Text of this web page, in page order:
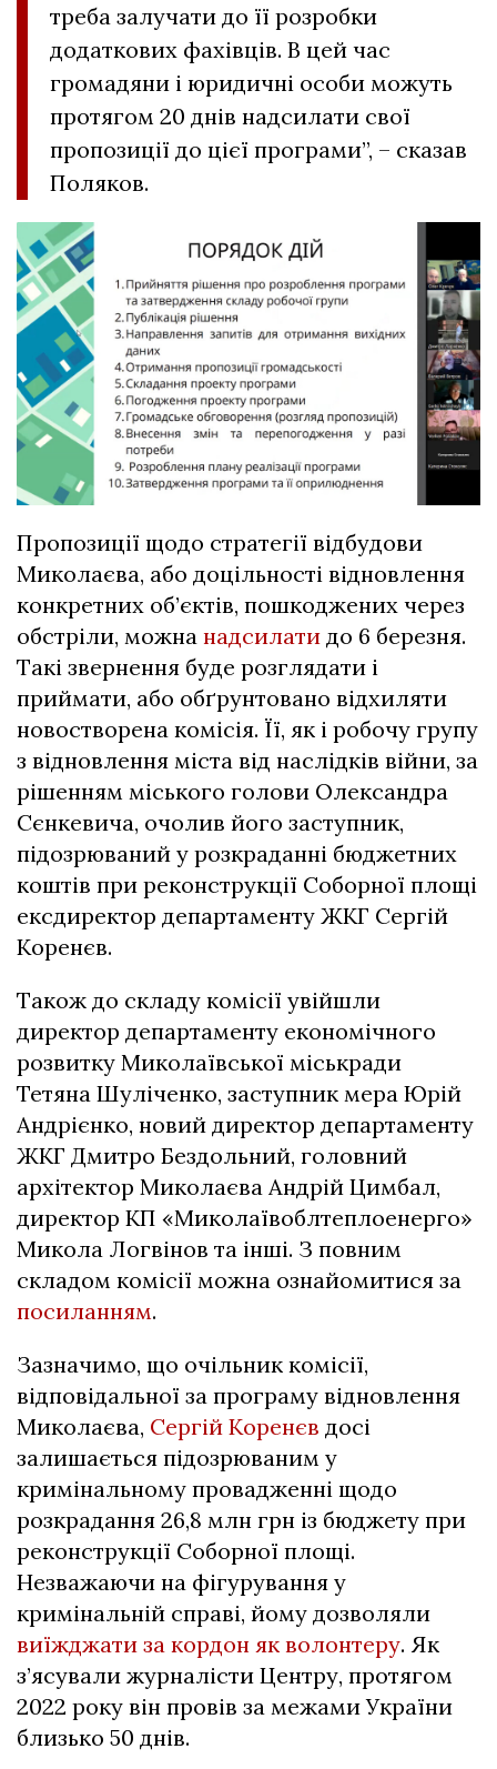
треба залучати до її розробки
додаткових фахівців. В цей час
громадяни і юридичні особи можуть
протягом 20 днів надсилати свої
пропозиції до цієї програми”, – сказав
Поляков.
Пропозиції щодо стратегії відбудови
Миколаєва, або доцільності відновлення
конкретних об’єктів, пошкоджених через
обстріли, можна надсилати до 6 березня.
Такі звернення буде розглядати і
приймати, або обґрунтовано відхиляти
новостворена комісія. Її, як і робочу групу
з відновлення міста від наслідків війни, за
рішенням міського голови Олександра
Сєнкевича, очолив його заступник,
підозрюваний у розкраданні бюджетних
коштів при реконструкції Соборної площі
ексдиректор департаменту ЖКГ Сергій
Коренєв.
Також до складу комісії увійшли
директор департаменту економічного
розвитку Миколаївської міськради
Тетяна Шуліченко, заступник мера Юрій
Андрієнко, новий директор департаменту
ЖКГ Дмитро Бездольний, головний
архітектор Миколаєва Андрій Цимбал,
директор КП «Миколаївоблтеплоенерго»
Микола Логвінов та інші. З повним
складом комісії можна ознайомитися за
посиланням.
Зазначимо, що очільник комісії,
відповідальної за програму відновлення
Миколаєва, Сергій Коренєв досі
залишається підозрюваним у
кримінальному провадженні щодо
розкрадання 26,8 млн грн із бюджету при
реконструкції Соборної площі.
Незважаючи на фігурування у
кримінальній справі, йому дозволяли
виїжджати за кордон як волонтеру. Як
з’ясували журналісти Центру, протягом
2022 року він провів за межами України
близько 50 днів.